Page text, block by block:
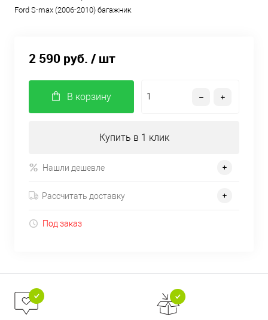
Ford S-max (2006-2010) багажник
2 590 руб. / шт
В корзину
Купить в 1 клик
Нашли дешевле
Рассчитать доставку
Под заказ